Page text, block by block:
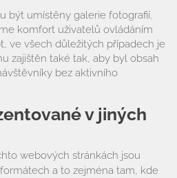
být umístěny galerie fotografií,
komfort uživatelů ovládáním
ve všech důležitých případech je
zajištěn také tak, aby byl obsah
bez aktivního
v jiných
webových stránkách jsou
a to zejména tam, kde